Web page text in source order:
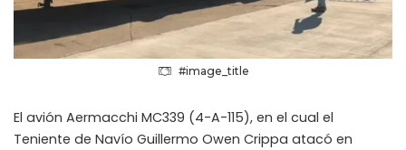
#image_title
El avión Aermacchi MC339 (4-A-115), en el cual el
Teniente de Navío Guillermo Owen Crippa atacó en